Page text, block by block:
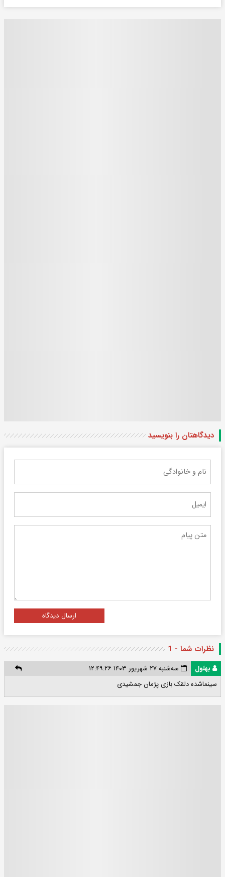
دیدگاهتان را بنویسید
ارسال دیدگاه
نظرات شما - 1
بهلول
سه‌شنبه ۲۷ شهریور ۱۴۰۳ ۱۲:۴۹:۲۶
سینماشده دلقک بازی پژمان جمشیدی